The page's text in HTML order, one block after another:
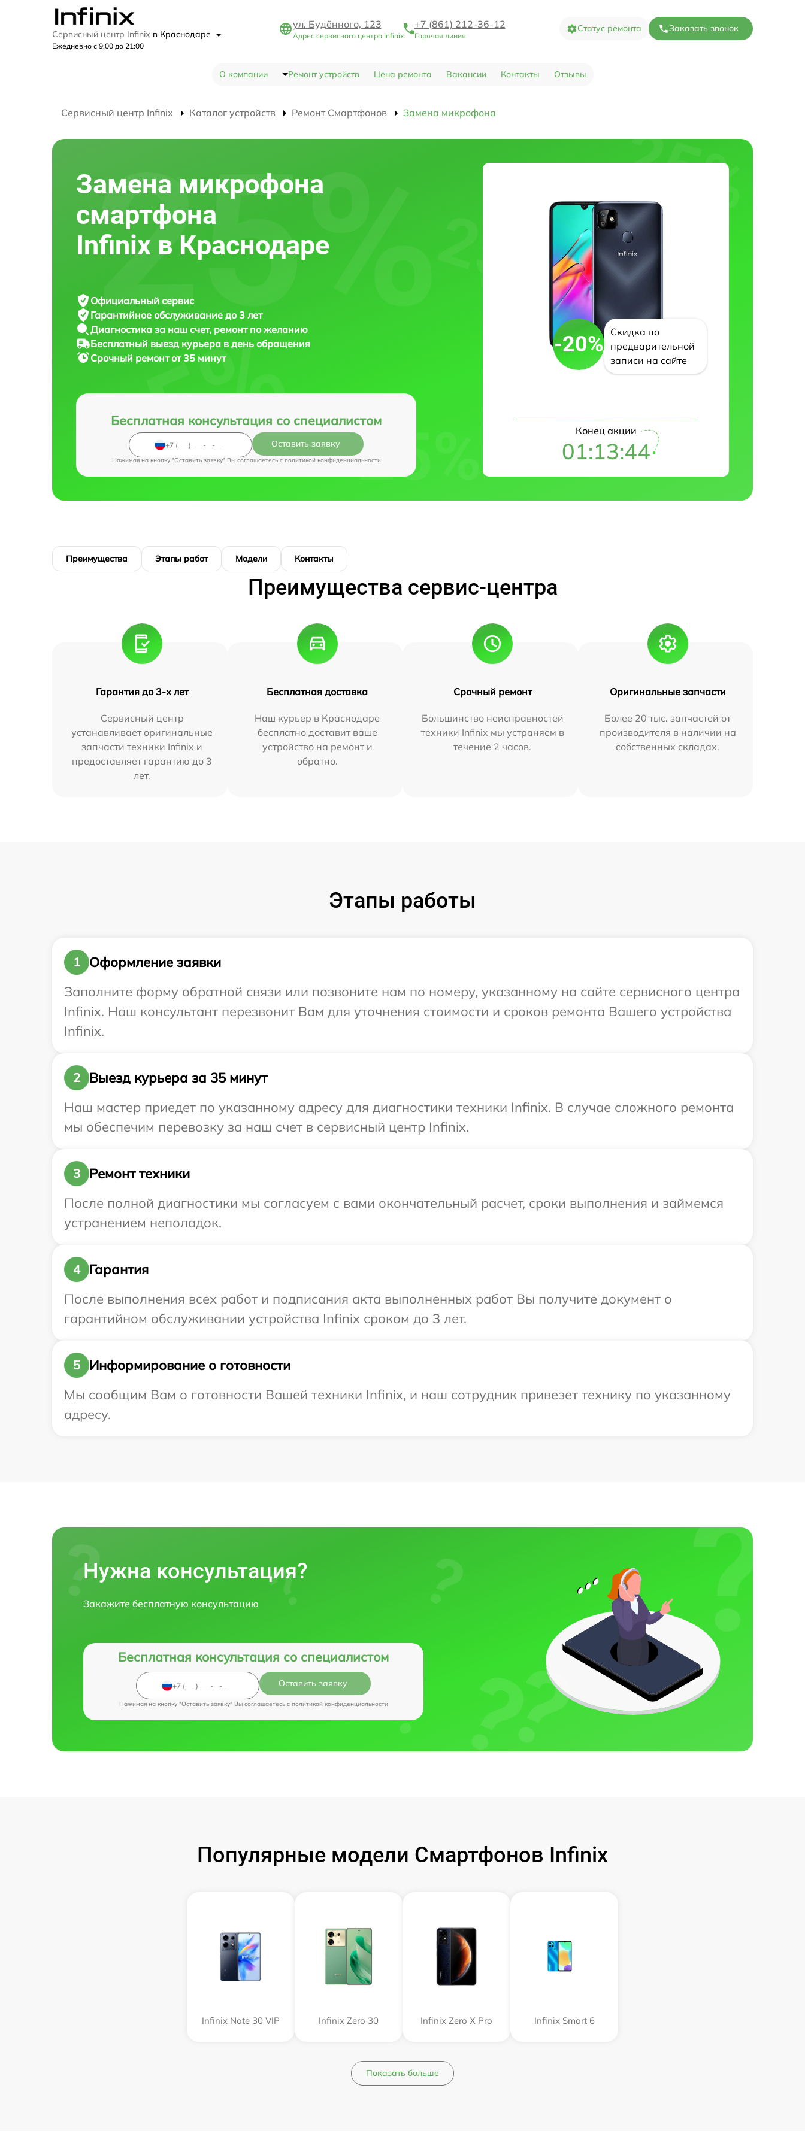
Сервисный центр Infinix в Краснодаре
Ежедневно с 9:00 до 21:00
ул. Будённого, 123
Адрес сервисного центра Infinix
+7 (861) 212-36-12
Горячая линия
Статус ремонта Заказать звонок
О компании Ремонт устройств Цена ремонта Вакансии Контакты Отзывы
Сервисный центр Infinix Каталог устройств Ремонт Смартфонов Замена микрофона
Замена микрофона
смартфона
Infinix в Краснодаре
Официальный сервис
Гарантийное обслуживание до 3 лет
Диагностика за наш счет, ремонт по желанию
Бесплатный выезд курьера в день обращения
Срочный ремонтот 35 минут
Бесплатная консультация со специалистом
Оставить заявку
Нажимая на кнопку "Оставить заявку" Вы соглашаетесь c политикой конфиденциальности
-20%
Скидка по
предварительной
записи на сайте
Конец акции
01:13:43
Преимущества Этапы работ Модели Контакты
Преимущества сервис-центра
Гарантия до 3-х лет
Сервисный центр
устанавливает оригинальные
запчасти техники Infinix и
предоставляет гарантию до 3
лет.
Бесплатная доставка
Наш курьер в Краснодаре
бесплатно доставит ваше
устройство на ремонт и
обратно.
Срочный ремонт
Большинство неисправностей
техники Infinix мы устраняем в
течение 2 часов.
Оригинальные запчасти
Более 20 тыс. запчастей от
производителя в наличии на
собственных складах.
Этапы работы
1
Оформление заявки
Заполните форму обратной связи или позвоните нам по номеру, указанному на сайте сервисного центра
Infinix. Наш консультант перезвонит Вам для уточнения стоимости и сроков ремонта Вашего устройства
Infinix.
2
Выезд курьера за 35 минут
Наш мастер приедет по указанному адресу для диагностики техники Infinix. В случае сложного ремонта
мы обеспечим перевозку за наш счет в сервисный центр Infinix.
3
Ремонт техники
После полной диагностики мы согласуем с вами окончательный расчет, сроки выполнения и займемся
устранением неполадок.
4
Гарантия
После выполнения всех работ и подписания акта выполненных работ Вы получите документ о
гарантийном обслуживании устройства Infinix сроком до 3 лет.
5
Информирование о готовности
Мы сообщим Вам о готовности Вашей техники Infinix, и наш сотрудник привезет технику по указанному
адресу.
Нужна консультация?
Закажите бесплатную консультацию
Бесплатная консультация со специалистом
Оставить заявку
Нажимая на кнопку "Оставить заявку" Вы соглашаетесь c политикой конфиденциальности
Популярные модели Смартфонов Infinix
Infinix Note 30 VIP Infinix Zero 30 Infinix Zero X Pro Infinix Smart 6
Показать больше